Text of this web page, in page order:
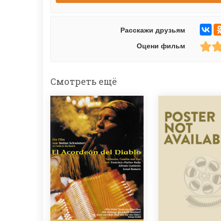
Расскажи друзьям
Оцени фильм
Смотреть ещё